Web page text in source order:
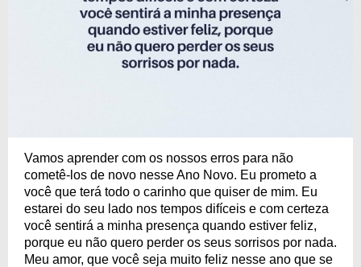
Vamos aprender com os nossos erros para não
cometê-los de novo nesse Ano Novo. Eu prometo a
você que terá todo o carinho que quiser de mim. Eu
estarei do seu lado nos tempos difíceis e com certeza
você sentirá a minha presença quando estiver feliz,
porque eu não quero perder os seus sorrisos por nada.
Meu amor, que você seja muito feliz nesse ano que se